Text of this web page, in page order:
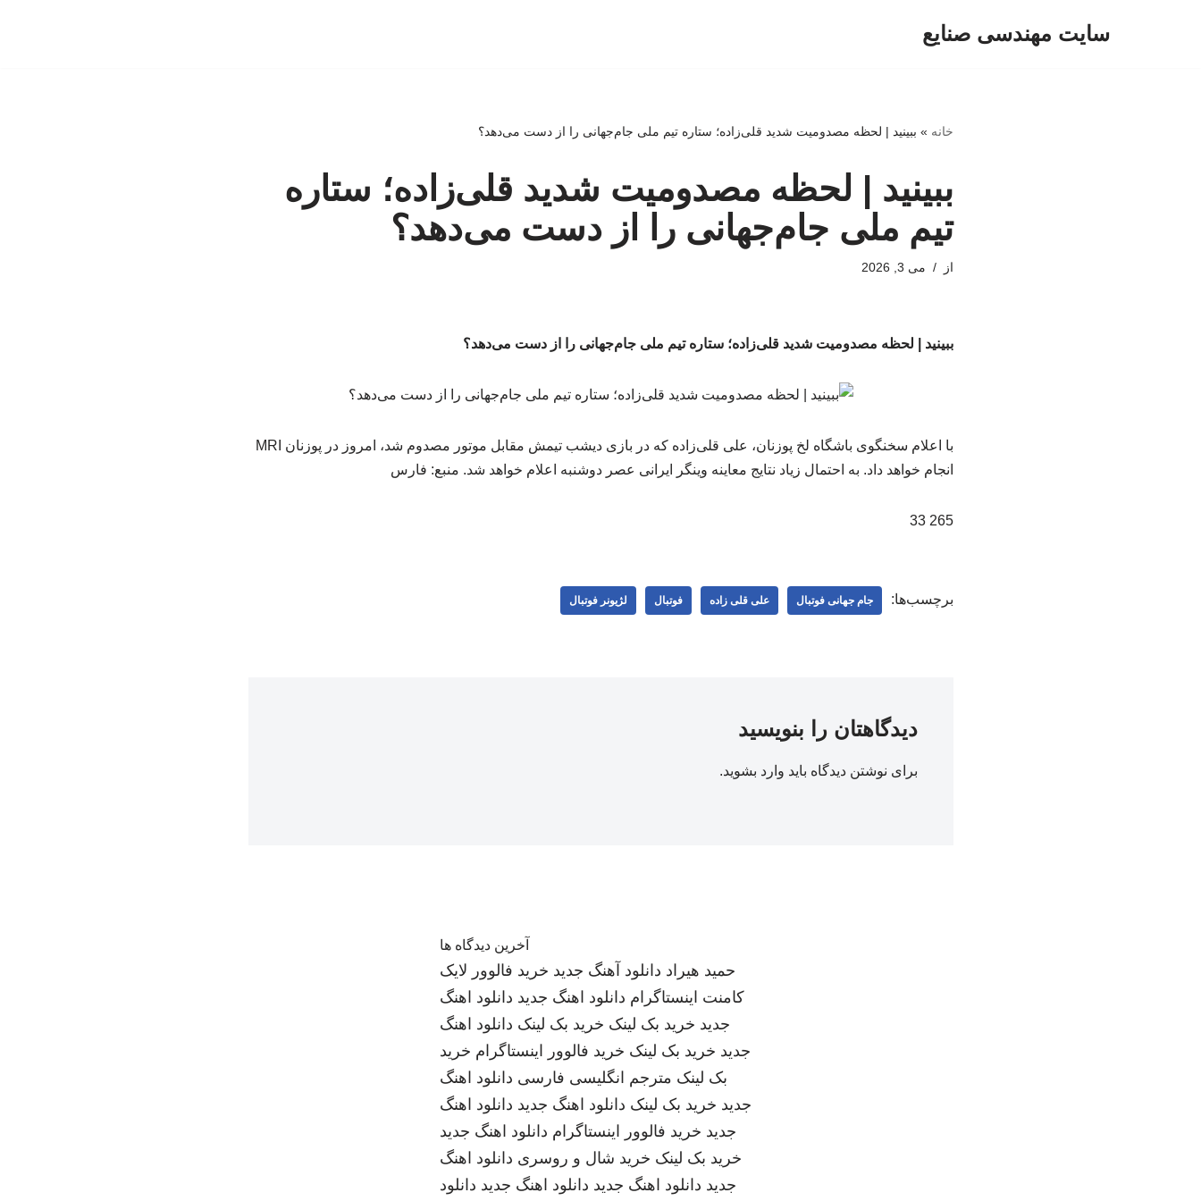
سایت مهندسی صنایع
خانه » ببینید | لحظه مصدومیت شدید قلی‌زاده؛ ستاره تیم ملی جام‌جهانی را از دست می‌دهد؟
ببینید | لحظه مصدومیت شدید قلی‌زاده؛ ستاره
تیم ملی جام‌جهانی را از دست می‌دهد؟
از می 3, 2026
ببینید | لحظه مصدومیت شدید قلی‌زاده؛ ستاره تیم ملی جام‌جهانی را از دست می‌دهد؟
با اعلام سخنگوی باشگاه لخ پوزنان، علی قلی‌زاده که در بازی دیشب تیمش مقابل موتور مصدوم شد، امروز در پوزنان MRI
انجام خواهد داد. به احتمال زیاد نتایج معاینه وینگر ایرانی عصر دوشنبه اعلام خواهد شد. منبع: فارس
265 33
برچسب‌ها: جام جهانی فوتبال علی قلی زاده فوتبال لژیونر فوتبال
دیدگاهتان را بنویسید
برای نوشتن دیدگاه باید وارد بشوید.
آخرین دیدگاه ها
حمید هیراد دانلود آهنگ جدید خرید فالوور لایک
کامنت اینستاگرام دانلود اهنگ جدید دانلود اهنگ
جدید خرید بک لینک خرید بک لینک دانلود اهنگ
جدید خرید بک لینک خرید فالوور اینستاگرام خرید
بک لینک مترجم انگلیسی فارسی دانلود اهنگ
جدید خرید بک لینک دانلود اهنگ جدید دانلود اهنگ
جدید خرید فالوور اینستاگرام دانلود اهنگ جدید
خرید بک لینک خرید شال و روسری دانلود اهنگ
جدید دانلود اهنگ جدید دانلود اهنگ جدید دانلود